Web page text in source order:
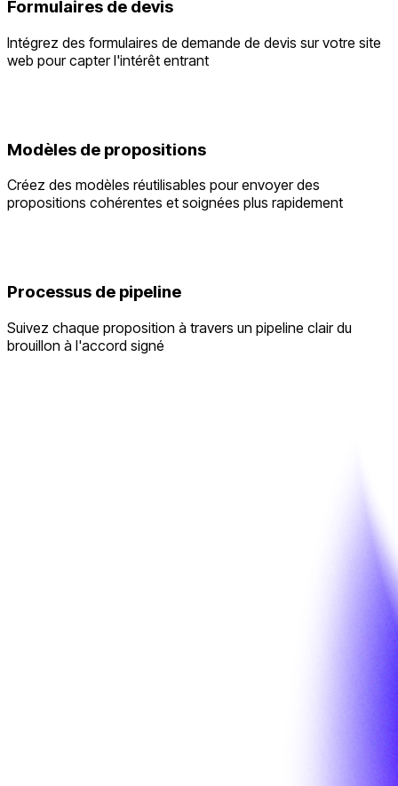
Formulaires de devis
Intégrez des formulaires de demande de devis sur votre site
web pour capter l'intérêt entrant
Modèles de propositions
Créez des modèles réutilisables pour envoyer des
propositions cohérentes et soignées plus rapidement
Processus de pipeline
Suivez chaque proposition à travers un pipeline clair du
brouillon à l'accord signé